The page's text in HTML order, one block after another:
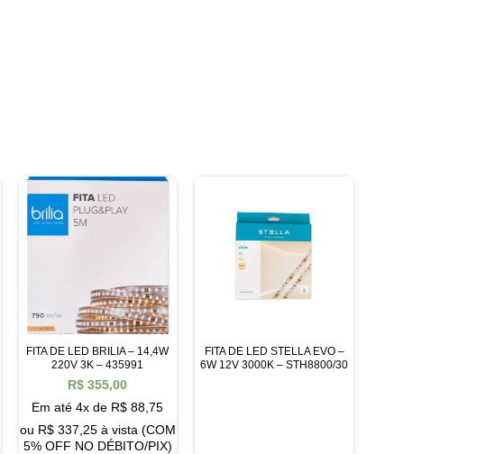
FITA DE LED BRILIA – 14,4W
220V 3K – 435991
R$ 355,00
Em até 4x de R$ 88,75
ou R$337,25 à vista (COM
5% OFF NO DÉBITO/PIX)
FITA DE LED STELLA EVO –
6W 12V 3000K – STH8800/30